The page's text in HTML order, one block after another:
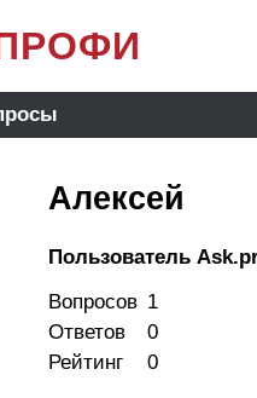
Алексей
Пользователь
Вопросов 1
Ответов
0
Рейтинг
0